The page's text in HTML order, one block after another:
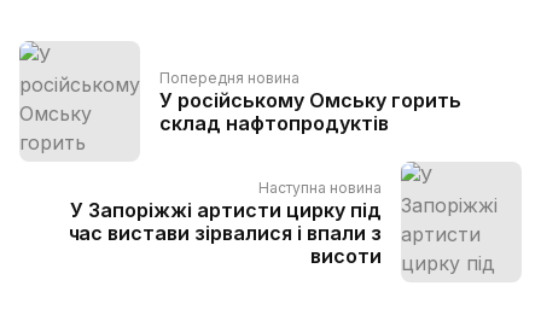
Попередня новина
У російському Омську горить
склад нафтопродуктів
Наступна новина
У Запоріжжі артисти цирку під
час вистави зірвалися і впали з
висоти